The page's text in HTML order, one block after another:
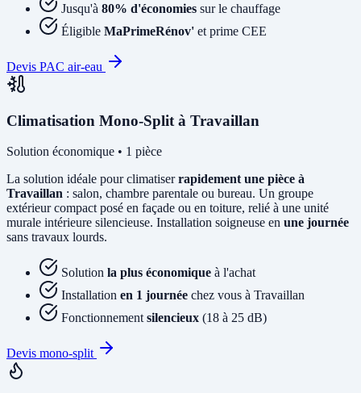
Jusqu'à 80% d'économies sur le chauffage
Éligible MaPrimeRénov' et prime CEE
Devis PAC air-eau
Climatisation Mono-Split à Travaillan
Solution économique • 1 pièce
La solution idéale pour climatiserrapidement une pièce à
Travaillan : salon, chambre parentale ou bureau. Un groupe
extérieur compact posé en façade ou en toiture, relié à une unité
murale intérieure silencieuse. Installation soigneuse en une journée
sans travaux lourds.
Solution la plus économique à l'achat
Installation en 1 journée chez vous à Travaillan
Fonctionnement silencieux (18 à 25 dB)
Devis mono-split